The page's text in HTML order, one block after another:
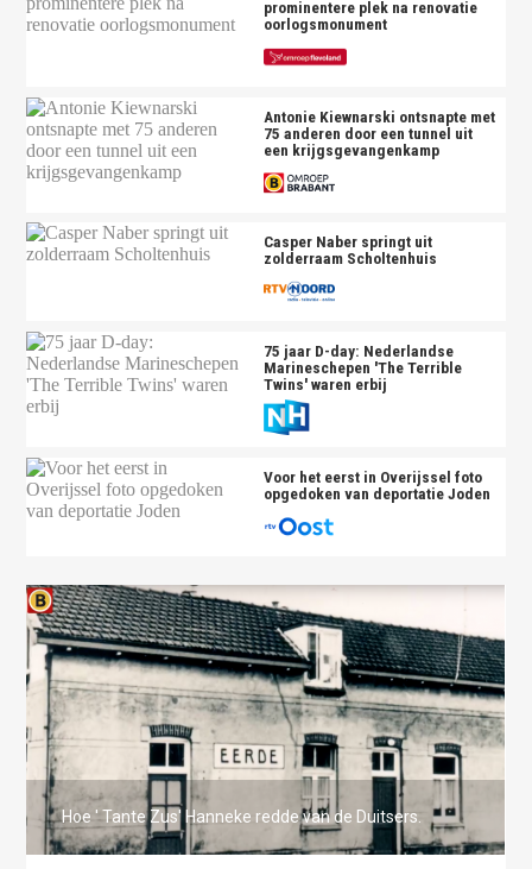
prominentere plek na renovatie
oorlogsmonument
Antonie Kiewnarski ontsnapte met
75 anderen door een tunnel uit
een krijgsgevangenkamp
Casper Naber springt uit
zolderraam Scholtenhuis
75 jaar D-day: Nederlandse
Marineschepen 'The Terrible
Twins' waren erbij
Voor het eerst in Overijssel foto
opgedoken van deportatie Joden
Hoe ' Tante Zus' Hanneke redde van de Duitsers.